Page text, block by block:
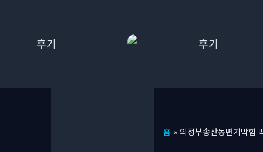
홈 » 의정부송산동변기막힘